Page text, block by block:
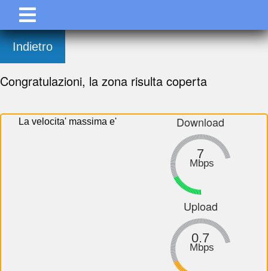
Indietro
Congratulazioni, la zona risulta coperta
La velocita' massima e'
7
Mbps
Download
0.7
Mbps
Upload